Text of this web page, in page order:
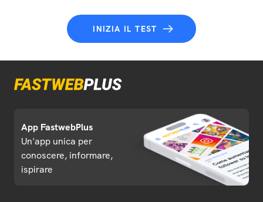
INIZIA IL TEST
App FastwebPlus
Un'app unica per
conoscere, informare,
ispirare